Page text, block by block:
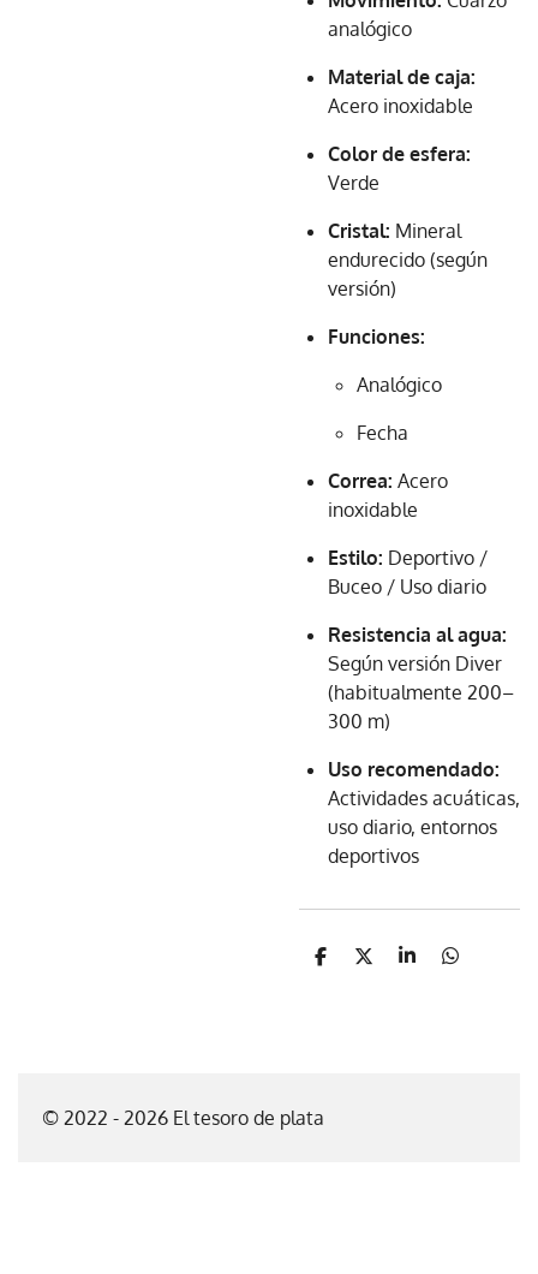
analógico
Material de caja:
Acero inoxidable
Color de esfera:
Verde
Cristal: Mineral
endurecido (según
versión)
Funciones:
Analógico
Fecha
Correa: Acero
inoxidable
Estilo: Deportivo /
Buceo / Uso diario
Resistencia al agua:
Según versión Diver
(habitualmente 200–
300 m)
Uso recomendado:
Actividades acuáticas,
uso diario, entornos
deportivos
C
r
C
C
C
© 2022 - 2026 El tesoro de plata